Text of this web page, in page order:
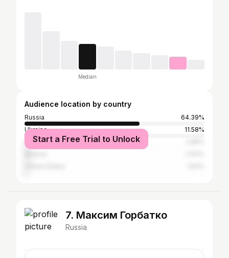
Median
Audience location by country
Russia
64.39%
Ukraine
11.58%
Kazakhstan
Start a Free Trial to Unlock
7. Максим Горбатко
Russia